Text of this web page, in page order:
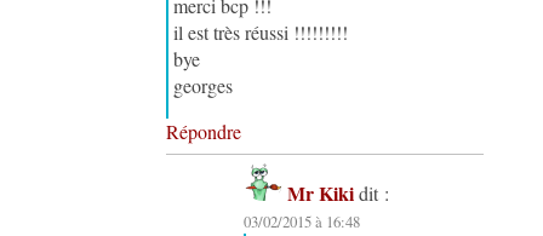
merci bcp !!!
il est très réussi !!!!!!!!!
bye
georges
Répondre
Mr Kiki dit :
03/02/2015 à 16:48